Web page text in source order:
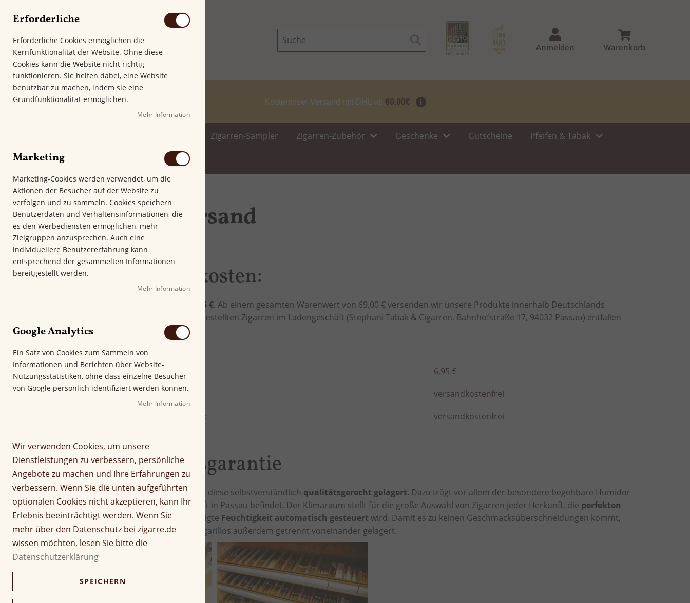
Warenkorb
Suche
Anmelden
Kostenloser Versand mit DHL ab 69.00€.
Zigarren-Sampler Zigarren-Zubehör Geschenke Gutscheine Pfeifen & Tabak
Spirituosenwelt
Startseite Lieferung & Versand
Lieferung & Versand
Unsere Versandkosten:
Versandkosten betragen 6,95 €. Ab einem gesamten Warenwert von 69,00 € versenden wir unsere Produkte innerhalb Deutschlands
versandkostenfrei. Bei Abholung der bestellten Zigarren im Ladengeschäft (Stephani Tabak & Cigarren, Bahnhofstraße 17, 94032 Passau) entfallen
die Versandkosten selbstverständlich.
Im Überblick
Deutschland:
6,95 €
ab 69 € Warenkorb:
versandkostenfrei
Abholung in unserem Ladengeschäft:
versandkostenfrei
Unsere Qualitätsgarantie
Bevor wir Ihre Ware versenden, wurde diese selbstverständlich qualitätsgerecht gelagert. Dazu trägt vor allem der besondere begehbare Humidor
bei, der sich in unserem Ladengeschäft in Passau befindet. Der Klimaraum stellt für die große Auswahl von Zigarren jeder Herkunft, die perfekten
Bedingungenbereit, indem die benötigte Feuchtigkeit automatisch gesteuert wird. Damit es zu keinen Geschmacksüberschneidungen kommt,
werden aromatisierte Zigarren und Zigarillos außerdem getrennt voneinander gelagert.
Erforderliche
Erforderliche Cookies ermöglichen die
Kernfunktionalität der Website. Ohne diese
Cookies kann die Website nicht richtig
funktionieren. Sie helfen dabei, eine Website
benutzbar zu machen, indem sie eine
Grundfunktionalität ermöglichen.
Mehr Information
Marketing
Marketing-Cookies werden verwendet, um die
Aktionen der Besucher auf der Website zu
verfolgen und zu sammeln. Cookies speichern
Benutzerdaten und Verhaltensinformationen, die
es den Werbediensten ermöglichen, mehr
Zielgruppen anzusprechen. Auch eine
individuellere Benutzererfahrung kann
entsprechend der gesammelten Informationen
bereitgestellt werden.
Mehr Information
Google Analytics
Ein Satz von Cookies zum Sammeln von
Informationen und Berichten über Website-
Nutzungsstatistiken, ohne dass einzelne Besucher
von Google persönlich identifiziert werden können.
Mehr Information
Wir verwenden Cookies, um unsere
Dienstleistungen zu verbessern, persönliche
Angebote zu machen und Ihre Erfahrungen zu
verbessern. Wenn Sie die unten aufgeführten
optionalen Cookies nicht akzeptieren, kann Ihr
Erlebnis beeinträchtigt werden. Wenn Sie
mehr über den Datenschutz bei zigarre.de
wissen möchten, lesen Sie bitte die
Datenschutzerklärung
SPEICHERN